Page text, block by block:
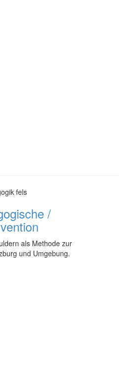
/
als Methode zur
und Umgebung.